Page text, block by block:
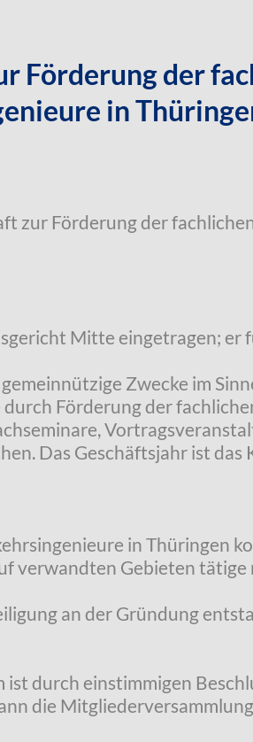
Förderung der
in
zur Förderung der
Mitte eingetragen; er
Zwecke im
Förderung der
Das Geschäftsjahr ist das
in Thüringen
verwandten Gebieten
an der Gründung
durch einstimmigen
die